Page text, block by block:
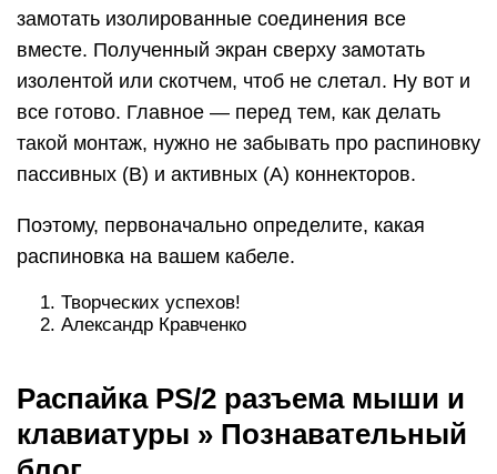
замотать изолированные соединения все
вместе. Полученный экран сверху замотать
изолентой или скотчем, чтоб не слетал. Ну вот и
все готово. Главное — перед тем, как делать
такой монтаж, нужно не забывать про распиновку
пассивных (B) и активных (A) коннекторов.
Поэтому, первоначально определите, какая
распиновка на вашем кабеле.
Творческих успехов!
Александр Кравченко
Распайка PS/2 разъема мыши и
клавиатуры » Познавательный